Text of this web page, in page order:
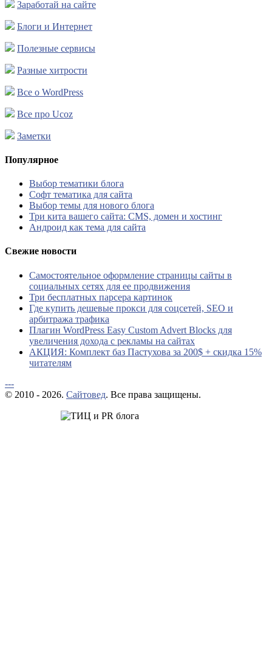
Заработай на сайте
Блоги и Интернет
Полезные сервисы
Разные хитрости
Все о WordPress
Все про Ucoz
Заметки
Популярное
Выбор тематики блога
Софт тематика для сайта
Выбор темы для нового блога
Три кита вашего сайта: CMS, домен и хостинг
Андроид как тема для сайта
Свежие новости
Самостоятельное оформление страницы сайты в
социальных сетях для ее продвижения
Три бесплатных парсера картинок
Где купить дешевые прокси для соцсетей, SEO и
арбитража трафика
Плагин WordPress Easy Custom Advert Blocks для
увеличения дохода с рекламы на сайтах
АКЦИЯ: Комплект баз Пастухова за 200$ + скидка 15%
читателям
---
© 2010 - 2026. Сайтовед. Все права защищены.